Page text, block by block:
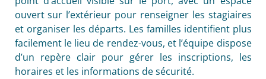
ouvert sur l’extérieur pour renseigner les stagiaires
et organiser les départs. Les familles identifient plus
facilement le lieu de rendez-vous, et l’équipe dispose
d’un repère clair pour gérer les inscriptions, les
horaires et les informations de sécurité.